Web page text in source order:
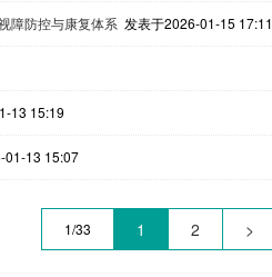
障防控与康复体系 发表于2026-01-15 17:11
13 15:19
01-13 15:07
1/33 1 2 >